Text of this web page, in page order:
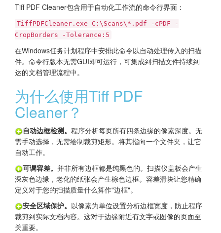
Tiff PDF Cleaner包含用于自动化工作流的命令行界面：
TiffPDFCleaner.exe C:\Scans\*.pdf -cPDF -
CropBorders -Tolerance:5
在Windows任务计划程序中安排此命令以自动处理传入的扫描
件。命令行版本无需GUI即可运行，可集成到扫描文件持续到
达的文档管理流程中。
为什么使用Tiff PDF
Cleaner？
自动边框检测。 程序分析每页所有四条边缘的像素深度。无
需手动选择，无需绘制裁剪矩形。将其指向一个文件夹，让它
自动工作。
可调容差。 并非所有边框都是纯黑色的。扫描仪盖板会产生
深灰色边缘，老化的纸张会产生棕色边框。容差滑块让您精确
定义对于您的扫描质量什么算作"边框"。
安全区域保护。 以像素为单位设置分析边框宽度，防止程序
裁剪到实际文档内容。这对于边缘附近有文字或图像的页面至
关重要。